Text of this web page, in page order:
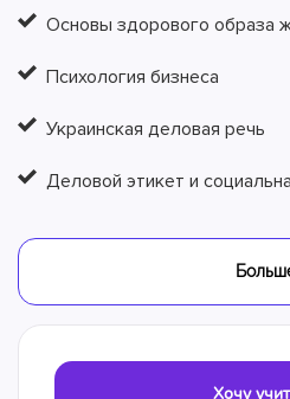
Основы здорового образа
Психология бизнеса
Украинская деловая речь
Деловой этикет и
Хочу